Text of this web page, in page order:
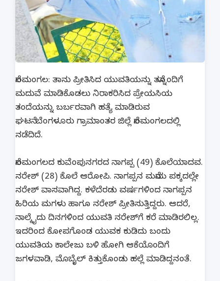
ನೆಲಮಂಗಲ: ತಾನು ಪ್ರೀತಿಸಿದ ಯುವತಿಯನ್ನು ತನ್ನೊಂದಿಗೆ
ಮದುವೆ ಮಾಡಿಕೊಡಲು ನಿರಾಕರಿಸಿದ ಪ್ರೇಯಸಿಯ
ತಂದೆಯನ್ನು ಬರ್ಬರವಾಗಿ ಹತ್ಯೆ ಮಾಡಿರುವ
ಘಟನೆ ಬೆಂಗಳೂರು ಗ್ರಾಮಾಂತರ ಜಿಲ್ಲೆ ನೆಲಮಂಗಲದಲ್ಲಿ
ನಡೆದಿದೆ.
ನೆಲಮಂಗಲದ ಕುವೆಂಪುನಗರದ ನಾಗಪ್ಪ (49) ಕೊಲೆಯಾದವ.
ನರೇಶ್ (28) ಕೊಲೆ ಆರೋಪಿ. ನಾಗಪ್ಪನ ಮನೆಯ ಪಕ್ಕದಲ್ಲೇ
ನರೇಶ್ ವಾಸವಾಗಿದ್ದ. ಕಳೆದೆರಡು ವರ್ಷಗಳಿಂದ ನಾಗಪ್ಪನ
ಹಿರಿಯ ಮಗಳು ಹಾಗೂ ನರೇಶ್ ಪ್ರೀತಿಸುತ್ತಿದ್ದರು. ಆದರೆ,
ನಾಲ್ಕೈದು ದಿನಗಳಿಂದ ಯುವತಿ ನರೇಶ್‌ಗೆ ಕರೆ ಮಾಡಿರಲಿಲ್ಲ.
ಇದರಿಂದ ಕೋಪಗೊಂಡ ಯುವಕ ಕುಡಿದು ಬಂದು
ಯುವತಿಯ ಕಾಲೇಜು ಬಳಿ ಹೋಗಿ ಆಕೆಯೊಂದಿಗೆ
ಜಗಳವಾಡಿ, ಮೊಬೈಲ್ ಕಿತ್ತುಕೊಂಡು ಹಲ್ಲೆ ಮಾಡಿದ್ದನಂತೆ.